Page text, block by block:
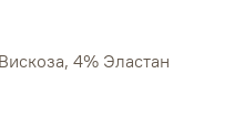
4% Эластан